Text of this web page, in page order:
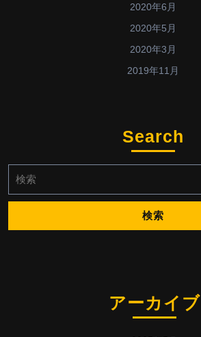
2020年6月
2020年5月
2020年3月
2019年11月
Search
索:
アーカイブ